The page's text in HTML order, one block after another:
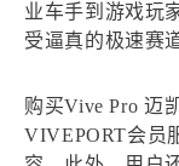
业车手到游戏玩
受逼真的极速赛
购买Vive Pro 迈
VIVEPORT会员